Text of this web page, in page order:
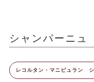
シャンパーニ
レコルタン・マニピュラン シ
パーニュ RM (Recoltant